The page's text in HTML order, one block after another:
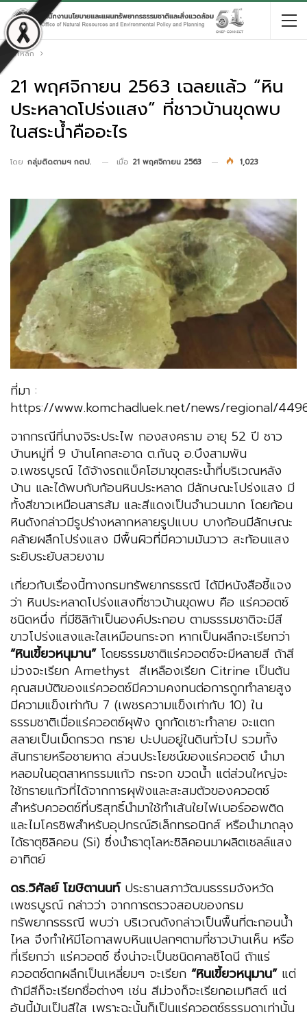
หน้าหลัก
21 พฤศจิกายน 2563 เฉลยแล้ว “หิน
ประหลาดโปร่งแสง” ที่ชาวบ้านขุดพบ
ในสระน้ำคืออะไร
โดย กลุ่มติดตามฯ กตป. เมื่อ 21 พฤศจิกายน 2563 1,023
ที่มา :
https://www.komchadluek.net/news/regional/
จากกรณีที่นางจิระประไพ กองสงคราม อายุ 52 ปี ชาว
บ้านหมู่ที่ 9 บ้านโคกสะอาด ต.กันจุ อ.บึงสามพัน
จ.เพชรบูรณ์ ได้จ้างรถแบ็คโฮมาขุดสระน้ำที่บริเวณหลัง
บ้าน และได้พบกับก้อนหินประหลาด มีลักษณะโปร่งแสง มี
ทั้งสีขาวเหมือนสารส้ม และสีแดงเป็นจำนวนมาก โดยก้อน
หินดังกล่าวมีรูปร่างหลากหลายรูปแบบ บางก้อนมีลักษณะ
คล้ายผลึกโปร่งแสง มีพื้นผิวที่มีความมันวาว สะท้อนแสง
ระยิบระยับสวยงาม
เกี่ยวกับเรื่องนี้ทางกรมทรัพยากรธรณี ได้มีหนังสือชี้แจง
ว่า หินประหลาดโปร่งแสงที่ชาวบ้านขุดพบ คือ แร่ควอตซ์
ชนิดหนึ่ง ที่มีซิลิก้าเป็นองค์ประกอบ ตามธรรมชาติจะมีสี
ขาวโปร่งแสงและใสเหมือนกระจก หากเป็นผลึกจะเรียกว่า
“หินเขี้ยวหนุมาน”โดยธรรมชาติแร่ควอตซ์จะมีหลายสี ถ้าสี
ม่วงจะเรียก Amethyst สีเหลืองเรียก Citrine เป็นต้น
คุณสมบัติของแร่ควอตซ์มีความคงทนต่อการถูกทำลายสูง
มีความแข็งเท่ากับ 7 (เพชรความแข็งเท่ากับ 10) ใน
ธรรมชาติเมื่อแร่ควอตซ์ผุพัง ถูกกัดเซาะทำลาย จะแตก
สลายเป็นเม็ดกรวด ทราย ปะปนอยู่ในดินทั่วไป รวมทั้ง
สันทรายหรือชายหาด ส่วนประโยชน์ของแร่ควอตซ์ นำมา
หลอมในอุตสาหกรรมแก้ว กระจก ขวดน้ำ แต่ส่วนใหญ่จะ
ใช้ทรายแก้วที่ได้จากการผุพังและสะสมตัวของควอตซ์
สำหรับควอตซ์ที่บริสุทธิ์นำมาใช้ทำเส้นใยไฟเบอร์ออพติด
และไมโครชิพสำหรับอุปกรณ์อิเล็กทรอนิกส์ หรือนำมาถลุง
ได้ธาตุซิลิคอน (Si) ซึ่งนำธาตุโลหะซิลิคอนมาผลิตเซลล์แสง
อาทิตย์
ดร.วิศัลย์ โฆษิตานนท์ประธานสภาวัฒนธรรมจังหวัด
เพชรบูรณ์ กล่าวว่า จากการตรวจสอบของกรม
ทรัพยากรธรณี พบว่า บริเวณดังกล่าวเป็นพื้นที่ตะกอนน้ำ
ไหล จึงทำให้มีโอกาสพบหินแปลกๆตามที่ชาวบ้านเห็น หรือ
ที่เรียกว่า แร่ควอตซ์ ซึ่งน่าจะเป็นชนิดคาลซิโดนี ถ้าแร่
ควอตซ์ตกผลึกเป็นเหลี่ยมๆ จะเรียก “หินเขี้ยวหนุมาน”แต่
ถ้ามีสีก็จะเรียกชื่อต่างๆ เช่น สีม่วงก็จะเรียกอเมทิสต์ แต่
อันนี้มันเป็นสีใส เพราะฉะนั้นก็เป็นแร่ควอตซ์ธรรมดาเท่านั้น